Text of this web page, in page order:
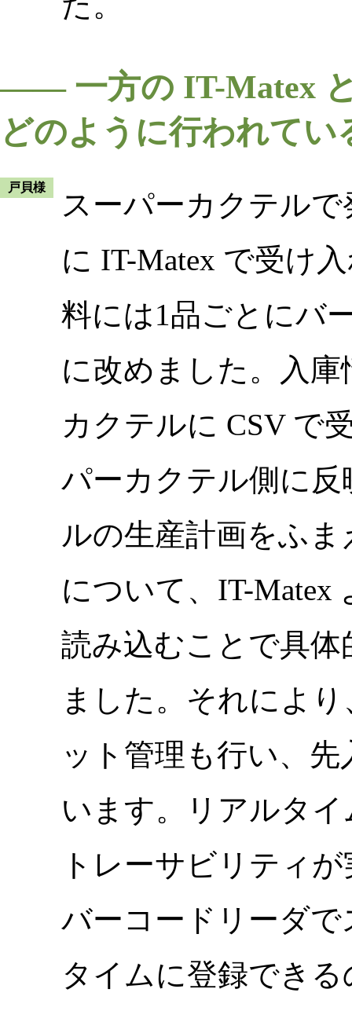
―― 一方の IT-Matex
どのように行われてい
戸貝様
スーパーカクテル
に IT-Matex で受け
料には1品ごとにバ
に改めました。入庫
カクテルに CSV で
パーカクテル側に
ルの生産計画をふ
について、IT-Matex
読み込むことで具
ました。それによ
ット管理も行い、
います。リアルタ
トレーサビリティ
バーコードリーダ
タイムに登録でき